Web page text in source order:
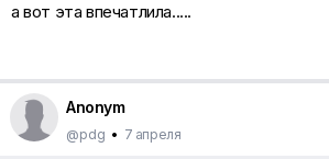
а вот эта впечатлила.....
Anonym
@pdg • 7 апреля